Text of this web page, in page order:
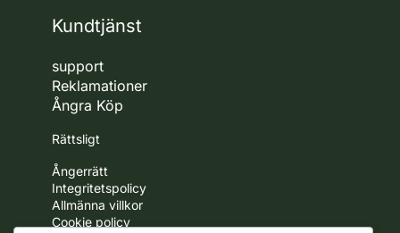
Kundtjänst
support
Reklamationer
Ångra Köp
Rättsligt
Ångerrätt
Integritetspolicy
Allmänna villkor
Cookie policy